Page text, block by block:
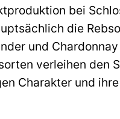
bei
die
und
verleihen den
Charakter und